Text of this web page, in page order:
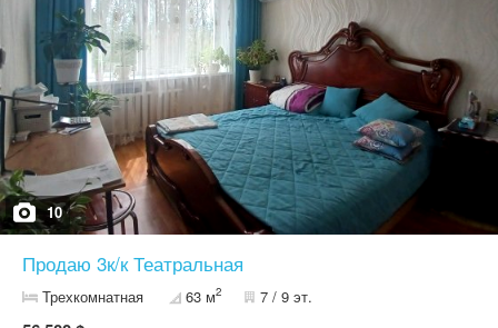
10
Продаю 3к/к Театральная
Трехкомнатная 63 м2 7 / 9 эт.